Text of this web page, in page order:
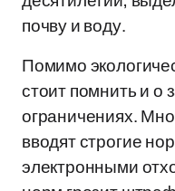
почву и воду.
Помимо
стоит помнить и о
ограничениях.
вводят строгие
электронными